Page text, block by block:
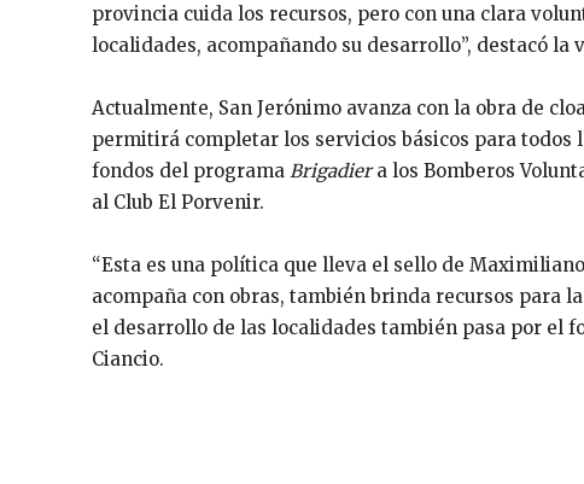
provincia cuida los recursos, pero con una clara
localidades, acompañando su desarrollo”, destacó la
Actualmente, San Jerónimo avanza con la obra de
permitirá completar los servicios básicos para todos
fondos del programa Brigadiera los Bomberos
al Club El Porvenir.
“Esta es una política que lleva el sello de
acompaña con obras, también brinda recursos para
el desarrollo de las localidades también pasa por el
Ciancio.